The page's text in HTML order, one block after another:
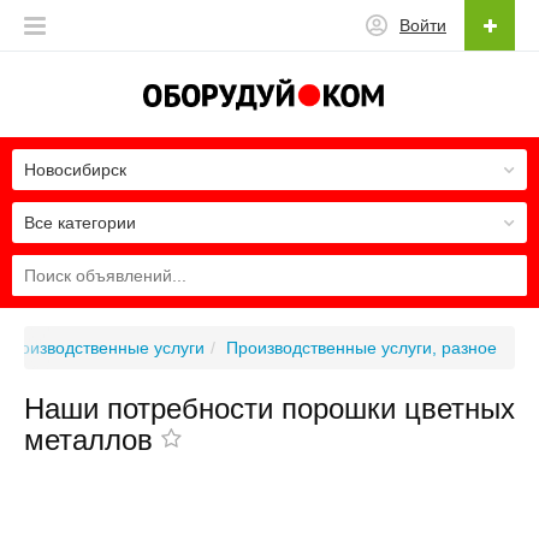
Войти
Все категории
Новосибирск
Производственные услуги Производственные услуги, разное
Наши потребности порошки цветных
металлов